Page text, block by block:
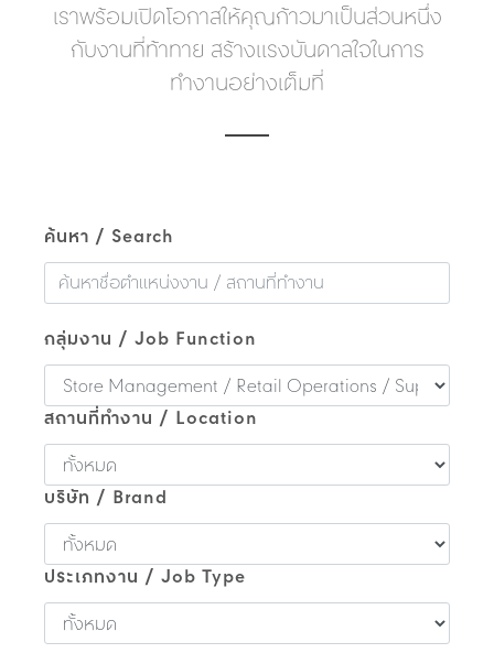
เราพร้อมเปิดโอกาสให้คุณก้าวมาเป็นส่วนหนึ่ง
กับงานที่ท้าทาย สร้างแรงบันดาลใจในการ
ทำงานอย่างเต็มที่
ค้นหา / Search
กลุ่มงาน / Job Function
สถานที่ทำงาน / Location
บริษัท / Brand
ประเภทงาน / Job Type